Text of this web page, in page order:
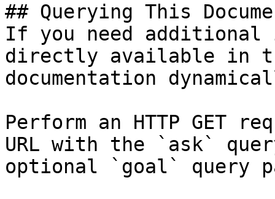
## Querying This
If you need
directly available in
documentation
Perform an HTTP GET
URL with the `ask`
optional `goal` query